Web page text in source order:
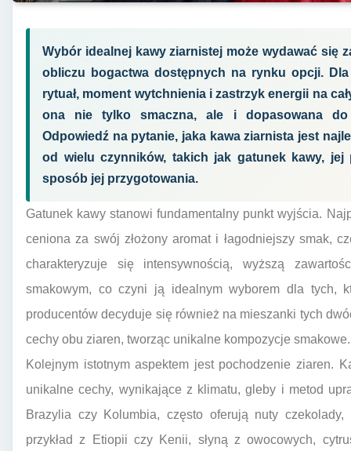
Wybór idealnej kawy ziarnistej może wydawać się
obliczu bogactwa dostępnych na rynku opcji.
rytuał, moment wytchnienia i zastrzyk energii na
ona nie tylko smaczna, ale i dopasowana do
Odpowiedź na pytanie, jaka kawa ziarnista jest
od wielu czynników, takich jak gatunek kawy, jej
sposób jej przygotowania.
Gatunek kawy stanowi fundamentalny punkt wyjścia.
ceniona za swój złożony aromat i łagodniejszy smak,
charakteryzuje się intensywnością, wyższą
smakowym, co czyni ją idealnym wyborem dla tych,
producentów decyduje się również na mieszanki tych
cechy obu ziaren, tworząc unikalne kompozycje smakowe.
Kolejnym istotnym aspektem jest pochodzenie ziaren.
unikalne cechy, wynikające z klimatu, gleby i metod
Brazylia czy Kolumbia, często oferują nuty
przykład z Etiopii czy Kenii, słyną z owocowych,